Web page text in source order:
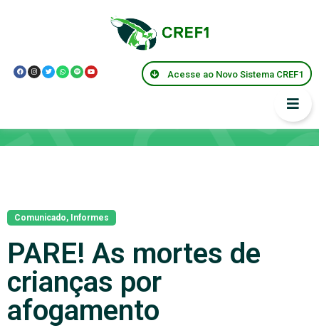
Acesse ao Novo Sistema CREF1
Comunicado, Informes
PARE! As mortes de
crianças por
afogamento